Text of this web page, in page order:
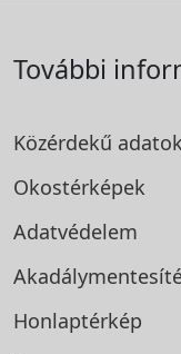
További
Közérdekű adatok
Okostérképek
Adatvédelem
Honlaptérkép